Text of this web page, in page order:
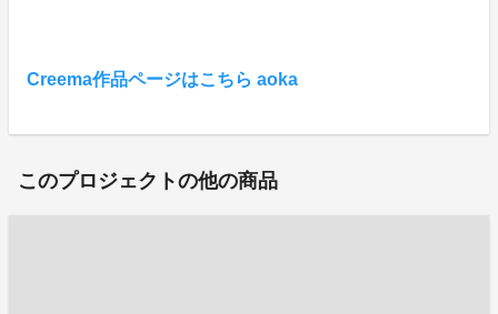
Creema作品ページはこちら aoka
このプロジェクトの他の商品